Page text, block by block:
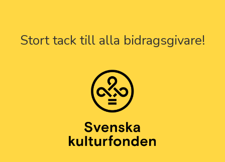
Stort tack till alla bidragsgivare!